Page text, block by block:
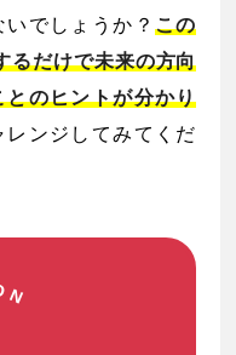
いでしょうか？この
るだけで未来の方向
のヒントが分かり
ンジしてみてくだ
N